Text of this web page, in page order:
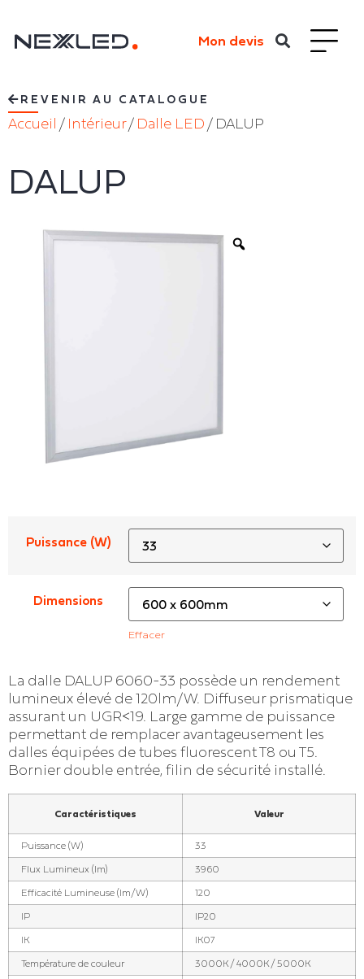
Mon devis
REVENIR AU CATALOGUE
Accueil / Intérieur/ Dalle LED / DALUP
DALUP
Puissance (W)
Dimensions
Effacer
La dalle DALUP 6060-33 possède un rendement
lumineux élevé de 120lm/W. Diffuseur prismatique
assurant un UGR<19. Large gamme de puissance
permettant de remplacer avantageusement les
dalles équipées de tubes fluorescent T8 ou T5.
Bornier double entrée, filin de sécurité installé.
Caractéristiques Valeur
Puissance (W) 33
Flux Lumineux (lm) 3960
Efficacité Lumineuse (lm/W) 120
IP IP20
IK IK07
Température de couleur 3000K / 4000K / 5000K